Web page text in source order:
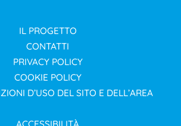
IL PROGETTO
CONTATTI
PRIVACY POLICY
COOKIE POLICY
D’USO DEL SITO E DELL’AREA